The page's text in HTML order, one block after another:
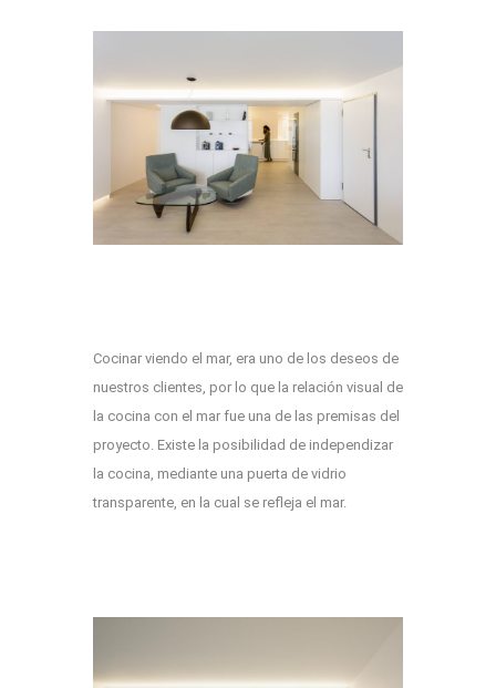
Cocinar viendo el mar, era uno de los deseos de
nuestros clientes, por lo que la relación visual de
la cocina con el mar fue una de las premisas del
proyecto. Existe la posibilidad de independizar
la cocina, mediante una puerta de vidrio
transparente, en la cual se refleja el mar.